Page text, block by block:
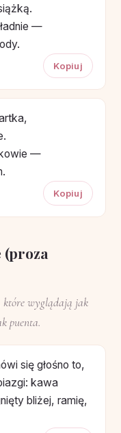
—
Kopiuj
—
Kopiuj
(proza
które wyglądają jak
puenta.
się głośno to,
kawa
bliżej, ramię,